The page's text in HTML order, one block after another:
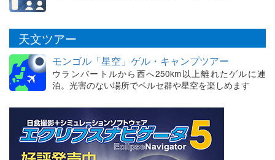
天文ツアー
モンゴル「星空」ゲル・キャンプツアー
ウランバートルから西へ250km以上離れたゲルに連
泊。光害のない場所でペルセ群や星空を楽しめます